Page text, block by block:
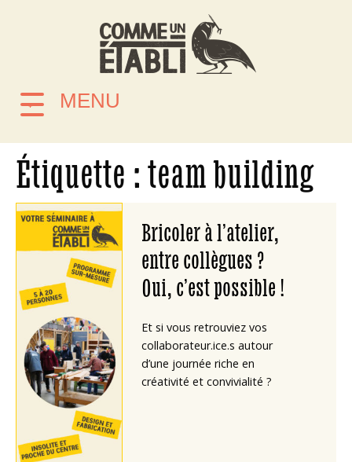
MENU
Étiquette : team building
Bricoler à l’atelier,
entre collègues ?
Oui, c’est possible !
Et si vous retrouviez vos
collaborateur.ice.s autour
d’une journée riche en
créativité et convivialité ?